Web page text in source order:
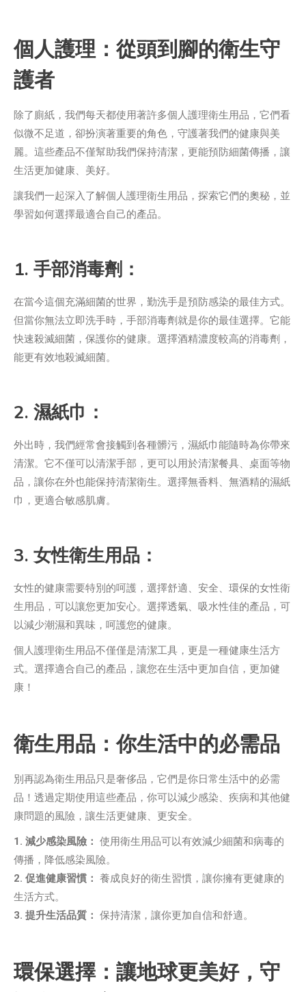
個人護理：從頭到腳的衛生守
護者
除了廁紙，我們每天都使用著許多個人護理衛生用品，它們看
似微不足道，卻扮演著重要的角色，守護著我們的健康與美
麗。這些產品不僅幫助我們保持清潔，更能預防細菌傳播，讓
生活更加健康、美好。
讓我們一起深入了解個人護理衛生用品，探索它們的奧秘，並
學習如何選擇最適合自己的產品。
1. 手部消毒劑：
在當今這個充滿細菌的世界，勤洗手是預防感染的最佳方式。
但當你無法立即洗手時，手部消毒劑就是你的最佳選擇。它能
快速殺滅細菌，保護你的健康。選擇酒精濃度較高的消毒劑，
能更有效地殺滅細菌。
2. 濕紙巾：
外出時，我們經常會接觸到各種髒污，濕紙巾能隨時為你帶來
清潔。它不僅可以清潔手部，更可以用於清潔餐具、桌面等物
品，讓你在外也能保持清潔衛生。選擇無香料、無酒精的濕紙
巾，更適合敏感肌膚。
3. 女性衛生用品：
女性的健康需要特別的呵護，選擇舒適、安全、環保的女性衛
生用品，可以讓您更加安心。選擇透氣、吸水性佳的產品，可
以減少潮濕和異味，呵護您的健康。
個人護理衛生用品不僅僅是清潔工具，更是一種健康生活方
式。選擇適合自己的產品，讓您在生活中更加自信，更加健
康！
衛生用品：你生活中的必需品
別再認為衛生用品只是奢侈品，它們是你日常生活中的必需
品！透過定期使用這些產品，你可以減少感染、疾病和其他健
康問題的風險，讓生活更健康、更安全。
1. 減少感染風險： 使用衛生用品可以有效減少細菌和病毒的
傳播，降低感染風險。
2. 促進健康習慣： 養成良好的衛生習慣，讓你擁有更健康的
生活方式。
3. 提升生活品質： 保持清潔，讓你更加自信和舒適。
環保選擇：讓地球更美好，守